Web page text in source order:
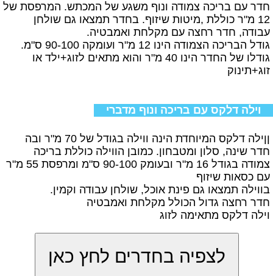
חדר עם בריכה צמודה ונוף משגע של המכתש. המרפסת של
12 מ"ר כוללת ,מיטות שיזוף. בחדר תמצאו גם שולחן
עבודה, חדר רחצה עם מקלחת ואמבטיה.
גודל הבריכה הצמודה הינו 12 מ"ר ועומקה 90-100 ס"מ.
גודלו של החדר הינו 40 מ"ר והוא מתאים לזוג+ילד או
זוג+תינוק
וילה דלקס עם בריכה ונוף מדברי
ןןילה דלקס המיוחדת הינה ווילה בגודל של 70 מ"ר ובה
חדר שינה, סלון ומטבחון. כמובן הווילה כוללת בריכה
צמודה בגודל 16 מ"ר ובעומק 90-100 ס"מ ומרפסת 55 מ"ר
עם כסאות שיזוף
בווילה תמצאו גם פינת אוכל, שולחן עבודה וקמין.
חדר רחצה גדול הכולל מקלחת ואמבטיה
וילה דלקס מתאימה לזוג